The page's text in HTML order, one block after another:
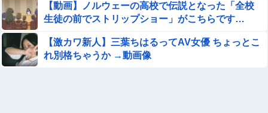
【悲報】ちいかわ作者さん、「総額30億超」の大豪邸を建
てる！？ｗｗｗｗｗ
【画像】20年前のAV、キチガイすぎるwwwwww
【動画】ノルウェーの高校で伝説となった「全校
生徒の前でストリップショー」がこちらです…
【激カワ新人】三葉ちはるってAV女優 ちょっとこ
れ別格ちゃうか →動画像